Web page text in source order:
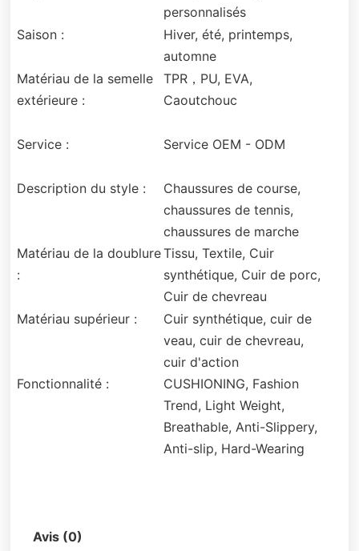
personnalisés
Saison :
Hiver, été, printemps,
automne
Matériau de la semelle
extérieure :
TPR，PU, EVA,
Caoutchouc
Service : Service OEM - ODM
Description du style :
Chaussures de course,
chaussures de tennis,
chaussures de marche
Matériau de la doublure
:
Tissu, Textile, Cuir
synthétique, Cuir de porc,
Cuir de chevreau
Matériau supérieur :
Cuir synthétique, cuir de
veau, cuir de chevreau,
cuir d'action
Fonctionnalité :
CUSHIONING, Fashion
Trend, Light Weight,
Breathable, Anti-Slippery,
Anti-slip, Hard-Wearing
Avis (0)